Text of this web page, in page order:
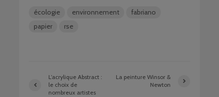
écologie environnement
fabriano
papier
rse
L’acrylique Abstract :
le choix de
nombreux artistes
La peinture Winsor &
Newton